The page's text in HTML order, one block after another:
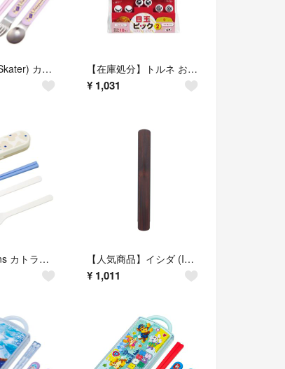
スケーター(Skater) カトラリーセット 子供用 お弁当 箸 スプーン フォ 【在庫処分】トルネ お弁当 ピック キャラ弁 デコ弁 ランチ 目玉2 10本入
¥ 1,031
Wpc. Patterns カトラリーセット メリーフラワーオフ W063-37 【人気商品】イシダ (Ishida) 箸入れ サポート かりん 大 スライド 箸
¥ 1,011